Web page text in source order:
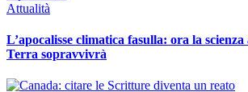
Attualità
L’apocalisse climatica fasulla: ora la scienza
Terra sopravvivrà